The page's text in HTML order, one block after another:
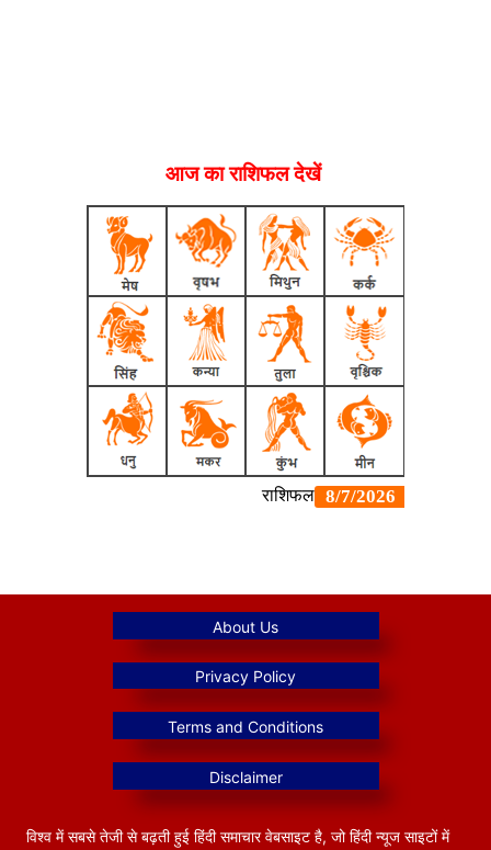
आज का राशिफल देखें
विश्व में सबसे तेजी से बढ़ती हुई हिंदी समाचार वेबसाइट है, जो हिंदी न्यूज साइटों में